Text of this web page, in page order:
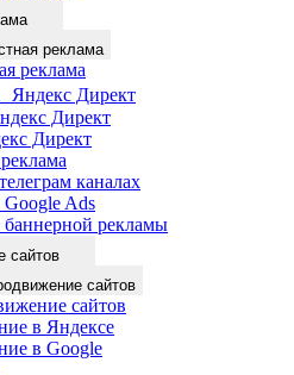
реклама
реклама
Яндекс Директ
Директ
Директ
каналах
Ads
баннерной рекламы
сайтов
сайтов
сайтов
в Яндексе
в Google